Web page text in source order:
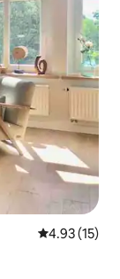
Penarafan
4.93 (15)